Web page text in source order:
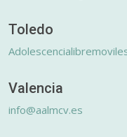
Toledo
Valencia
info@aalmcv.es